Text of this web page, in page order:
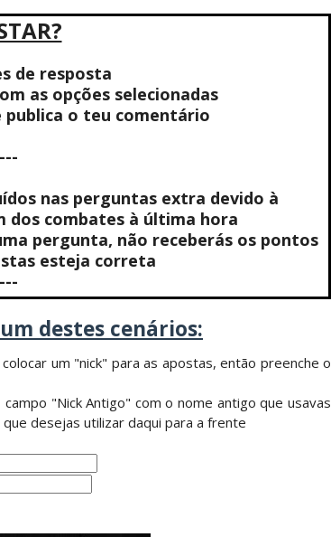
de resposta
as opções selecionadas
publica o teu comentário
nas perguntas extra devido à
dos combates à última hora
pergunta, não receberás os pontos
esteja correta
destes cenários:
um "nick" para as apostas, então preenche o
"Nick Antigo" com o nome antigo que usavas
desejas utilizar daqui para a frente